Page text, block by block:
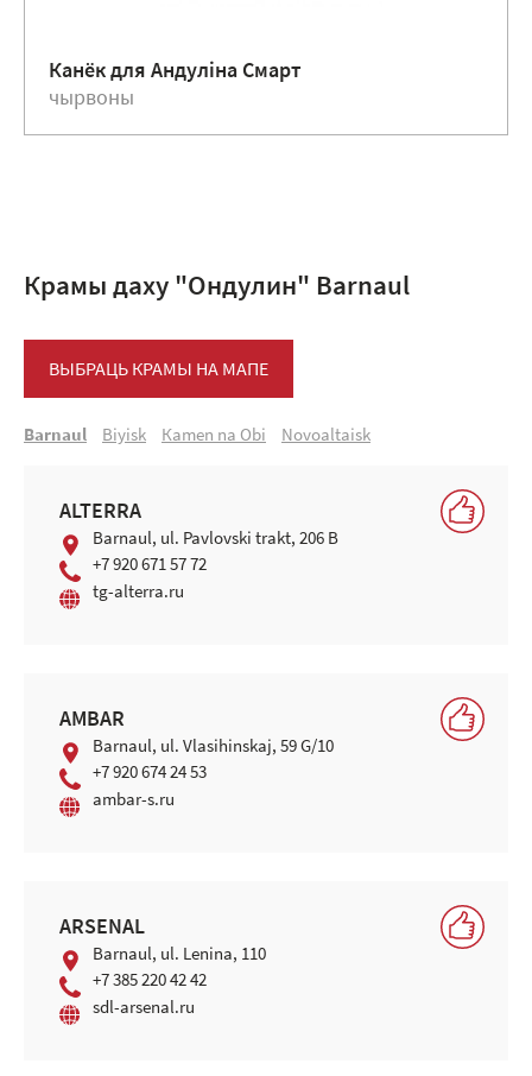
Канёк для Андулiна Смарт
чырвоны
Крамы даху "Ондулин" Barnaul
ВЫБРАЦЬ КРАМЫ НА МАПЕ
Barnaul Biyisk Кamen na Оbi Novoaltaisk
ALTERRA
Barnaul, ul. Pavlovski trakt, 206 B
+7 920 671 57 72
tg-alterra.ru
AMBAR
Barnaul, ul. Vlasihinskaj, 59 G/10
+7 920 674 24 53
ambar-s.ru
ARSENAL
Barnaul, ul. Lenina, 110
+7 385 220 42 42
sdl-arsenal.ru